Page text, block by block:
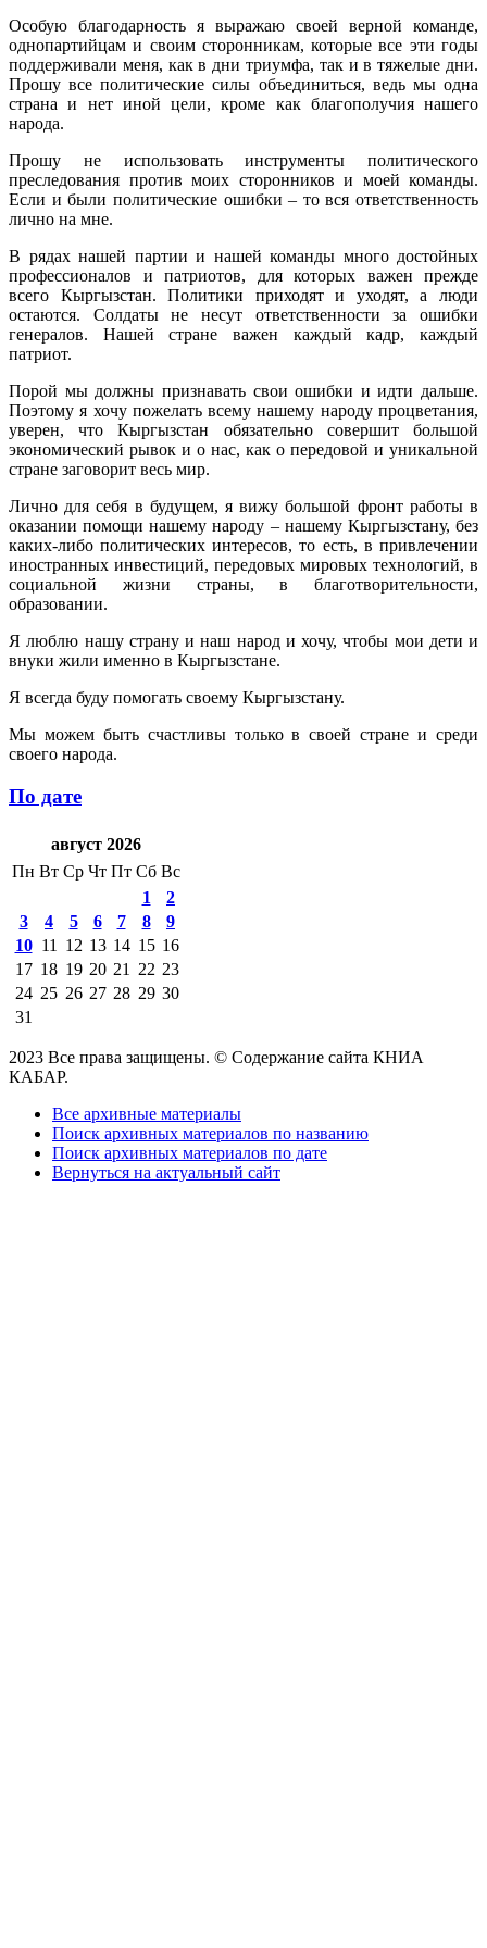
Особую благодарность я выражаю своей верной команде,
однопартийцам и своим сторонникам, которые все эти годы
поддерживали меня, как в дни триумфа, так и в тяжелые дни.
Прошу все политические силы объединиться, ведь мы одна
страна и нет иной цели, кроме как благополучия нашего
народа.
Прошу не использовать инструменты политического
преследования против моих сторонников и моей команды.
Если и были политические ошибки – то вся ответственность
лично на мне.
В рядах нашей партии и нашей команды много достойных
профессионалов и патриотов, для которых важен прежде
всего Кыргызстан. Политики приходят и уходят, а люди
остаются. Солдаты не несут ответственности за ошибки
генералов. Нашей стране важен каждый кадр, каждый
патриот.
Порой мы должны признавать свои ошибки и идти дальше.
Поэтому я хочу пожелать всему нашему народу процветания,
уверен, что Кыргызстан обязательно совершит большой
экономический рывок и о нас, как о передовой и уникальной
стране заговорит весь мир.
Лично для себя в будущем, я вижу большой фронт работы в
оказании помощи нашему народу – нашему Кыргызстану, без
каких-либо политических интересов, то есть, в привлечении
иностранных инвестиций, передовых мировых технологий, в
социальной жизни страны, в благотворительности,
образовании.
Я люблю нашу страну и наш народ и хочу, чтобы мои дети и
внуки жили именно в Кыргызстане.
Я всегда буду помогать своему Кыргызстану.
Мы можем быть счастливы только в своей стране и среди
своего народа.
По дате
август 2026
Пн Вт Ср Чт Пт Сб Вс
1
2
3
4 5 6 7 8
9
10 11 12 13 14 15 16
17 18 19 20 21 22 23
24 25 26 27 28 29 30
31
2023 Все права защищены. © Содержание сайта КНИА
КАБАР.
Все архивные материалы
Поиск архивных материалов по названию
Поиск архивных материалов по дате
Вернуться на актуальный сайт